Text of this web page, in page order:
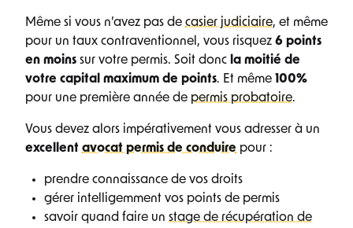
Même si vous n’avez pas de casier judiciaire, et même
pour un taux contraventionnel, vous risquez 6 points
en moins sur votre permis. Soit donc la moitié de
votre capital maximum de points. Et même 100%
pour une première année de permis probatoire.
Vous devez alors impérativement vous adresser à un
excellent avocat permis de conduire pour :
prendre connaissance de vos droits
gérer intelligemment vos points de permis
savoir quand faire un stage de récupération de